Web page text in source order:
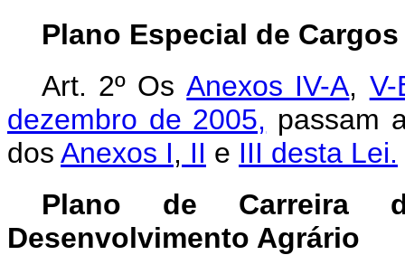
Plano Especial de
Art. 2º OsAnexos IV-A, V-
dezembro de 2005, passam
dos Anexos I, II e III desta Lei.
Plano de Carreira
Desenvolvimento Agrário